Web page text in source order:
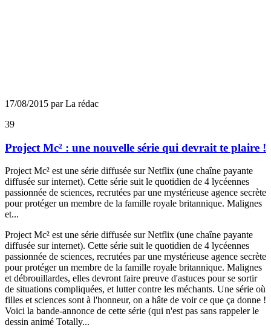
17/08/2015 par La rédac
39
Project Mc² : une nouvelle série qui devrait te plaire !
Project Mc² est une série diffusée sur Netflix (une chaîne payante
diffusée sur internet). Cette série suit le quotidien de 4 lycéennes
passionnée de sciences, recrutées par une mystérieuse agence secrète
pour protéger un membre de la famille royale britannique. Malignes
et...
Project Mc² est une série diffusée sur Netflix (une chaîne payante
diffusée sur internet). Cette série suit le quotidien de 4 lycéennes
passionnée de sciences, recrutées par une mystérieuse agence secrète
pour protéger un membre de la famille royale britannique. Malignes
et débrouillardes, elles devront faire preuve d'astuces pour se sortir
de situations compliquées, et lutter contre les méchants. Une série où
filles et sciences sont à l'honneur, on a hâte de voir ce que ça donne !
Voici la bande-annonce de cette série (qui n'est pas sans rappeler le
dessin animé Totally...